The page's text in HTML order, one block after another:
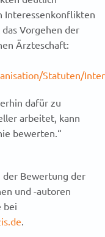
Interessenkonflikten
Vorgehen der
Ärzteschaft:
Statuten/
dafür zu
arbeitet, kann
bewerten.“
der Bewertung der
und -autoren
bei